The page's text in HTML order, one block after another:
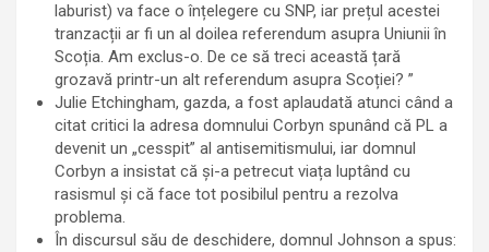
laburist) va face o înțelegere cu SNP, iar prețul acestei
tranzacții ar fi un al doilea referendum asupra Uniunii în
Scoția. Am exclus-o. De ce să treci această țară
grozavă printr-un alt referendum asupra Scoției? ”
Julie Etchingham, gazda, a fost aplaudată atunci când a
citat critici la adresa domnului Corbyn spunând că PL a
devenit un „cesspit” al antisemitismului, iar domnul
Corbyn a insistat că și-a petrecut viața luptând cu
rasismul și că face tot posibilul pentru a rezolva
problema.
În discursul său de deschidere, domnul Johnson a spus: